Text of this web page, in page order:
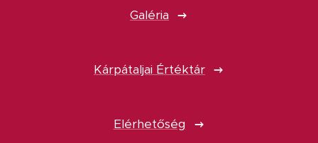
Galéria
Kárpátaljai Értéktár
Elérhetőség